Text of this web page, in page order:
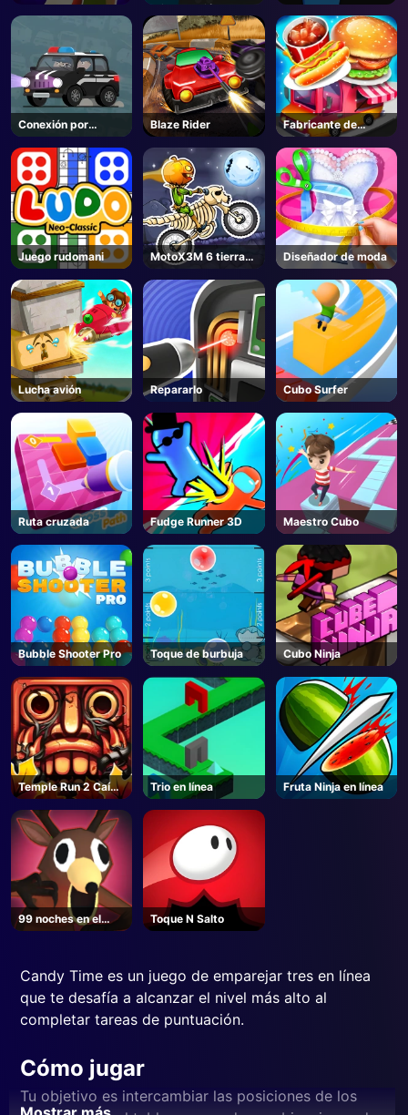
Alimentación
Conexión por
carretera
Blaze Rider
Fabricante de
alimentos de calle
Juego rudomani
MotoX3M 6 tierra
Diseñador de moda
Lucha avión Repararlo Cubo Surfer
Ruta cruzada Fudge Runner 3D Maestro Cubo
Bubble Shooter Pro Toque de burbuja Cubo Ninja
Temple Run 2 Caída
de la selva
Trio en línea Fruta Ninja en línea
99 noches en el
bosque - Roblox
Toque N Salto
Candy Time es un juego de emparejar tres en línea
que te desafía a alcanzar el nivel más alto al
completar tareas de puntuación.
Cómo jugar
Tu objetivo es intercambiar las posiciones de los